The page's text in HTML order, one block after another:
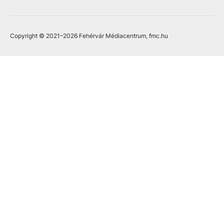
Copyright © 2021–2026 Fehérvár Médiacentrum, fmc.hu